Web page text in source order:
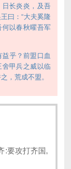
长炎炎，及吾
曰：“大夫奚隆
以春秋曜吾军
乎？前盟口血
甲兵之威以临
，荒成不盟。
:要攻打齐国,